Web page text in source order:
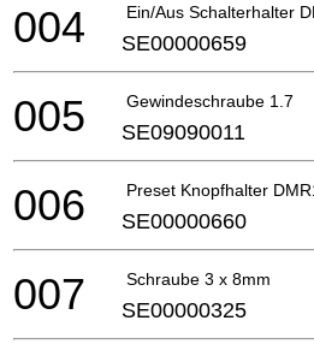
Ein/Aus Schalterhalter
004 SE00000659
Gewindeschraube 1.7
005 SE09090011
Preset Knopfhalter
006 SE00000660
Schraube 3 x 8mm
007 SE00000325